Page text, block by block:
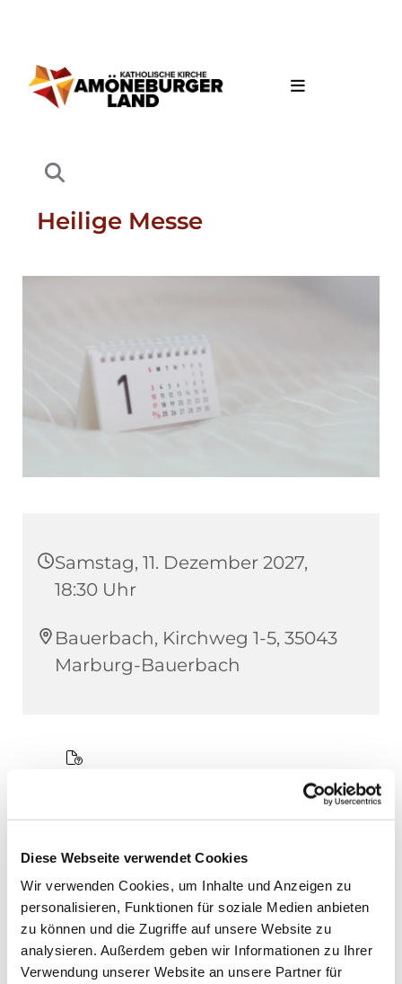
Diese Webseite verwendet Cookies
Wir verwenden Cookies, um Inhalte und Anzeigen zu
personalisieren, Funktionen für soziale Medien anbieten
zu können und die Zugriffe auf unsere Website zu
analysieren. Außerdem geben wir Informationen zu Ihrer
Verwendung unserer Website an unsere Partner für
Heilige Messe
Samstag, 11. Dezember 2027,
18:30 Uhr
Bauerbach, Kirchweg 1-5, 35043
Marburg-Bauerbach